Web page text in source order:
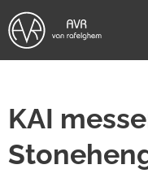
KAI